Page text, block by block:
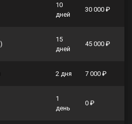
10
дней
30 000 ₽
15
дней
45 000 ₽
2 дня 7 000 ₽
1
день
0 ₽